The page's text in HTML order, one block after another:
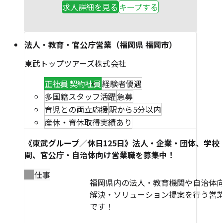
求人詳細を見る キープする
法人・教育・官公庁営業（福岡県 福岡市）
東武トップツアーズ株式会社
正社員 契約社員経験者優遇
多国籍スタッフ活躍急募
育児との両立応援駅から5分以内
産休・育休取得実績あり
《東武グループ／休日125日》法人・企業・団体、学
関、官公庁・自治体向け営業職を募集中！
仕事
福岡県内の法人・教育機関や自治体
解決・ソリューション提案を行う営
です！